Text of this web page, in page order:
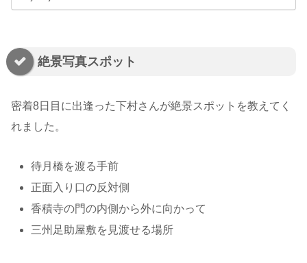
絶景写真スポット
密着8日目に出逢った下村さんが絶景スポットを教えてく
れました。
待月橋を渡る手前
正面入り口の反対側
香積寺の門の内側から外に向かって
三州足助屋敷を見渡せる場所